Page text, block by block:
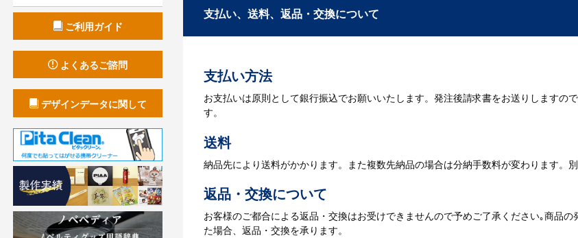
3.発注・データ入稿
お見積書を元に、製作が決定しましたら、ご注文書をお送りします。
4.納品
【名入れをする場合】データのご入稿後３週間程度で納品となります。
【名入れなしの場合】在庫がある場合、3～5営業日程度で納品となります。
支払い、送料、返品・交換について
支払い方法
お支払いは原則として銀行振込でお願いいたします。発注後請求書をお送りしますの
す。
送料
納品先により送料がかかります。また複数先納品の場合は分納手数料が変わります。
返品・交換について
お客様のご都合による返品・交換はお受けできませんので予めご了承ください｡商品
た場合、返品・交換を承ります。
ご利用ガイド
よくあるご諮問
デザインデータに関して